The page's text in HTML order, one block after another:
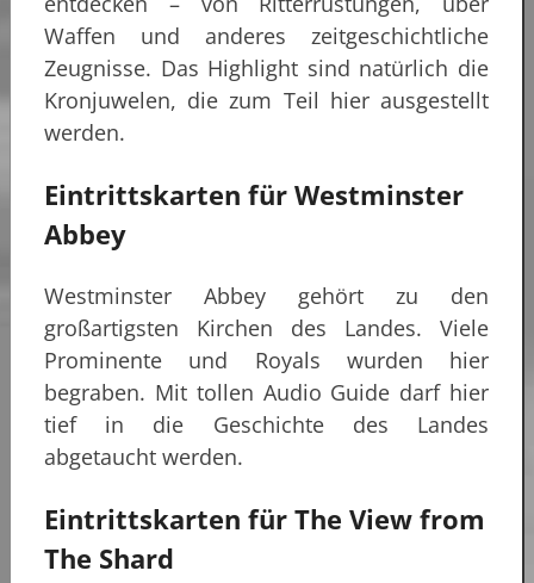
Waffen und anderes zeitgeschichtliche
Zeugnisse. Das Highlight sind natürlich die
Kronjuwelen, die zum Teil hier ausgestellt
werden.
Eintrittskarten für Westminster
Abbey
Westminster Abbey gehört zu den
großartigsten Kirchen des Landes. Viele
Prominente und Royals wurden hier
begraben. Mit tollen Audio Guide darf hier
tief in die Geschichte des Landes
abgetaucht werden.
Eintrittskarten für The View from
The Shard